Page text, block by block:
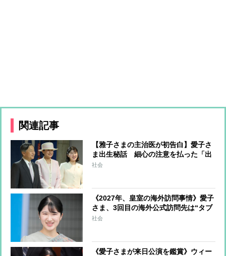
関連記事
【雅子さまの主治医が初告白】愛子さ
ま出生秘話 細心の注意を払った「出
産予定日」に関する情報管理 上皇ご
社会
《2027年、皇室の海外訪問事情》愛子
さま、3回目の海外公式訪問先は“タブ
ーだった”ヨーロッパか 天皇皇后両
社会
《愛子さまが来日公演を鑑賞》ウィー